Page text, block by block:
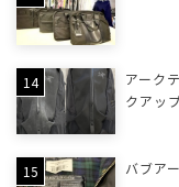
アーク
クアッ
バブア